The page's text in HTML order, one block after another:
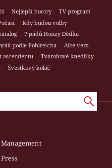
Nejlepší horory
TV program
Kdy budou volby
7 pádů Honzy Dědka
podle Pohlreicha
Aloe vera
ascendentu
Tvarohové knedlíky
Švestkový koláč
Management
Press